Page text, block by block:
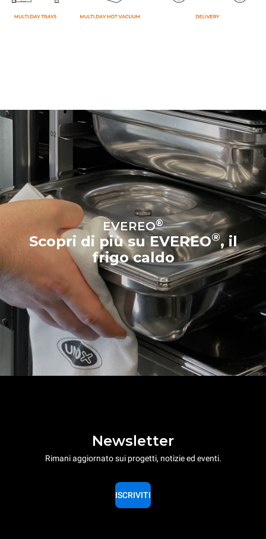
EVEREO®
Scopri di più su EVEREO®, il
frigo caldo
Newsletter
Rimani aggiornato sui progetti, notizie ed eventi.
ISCRIVITI